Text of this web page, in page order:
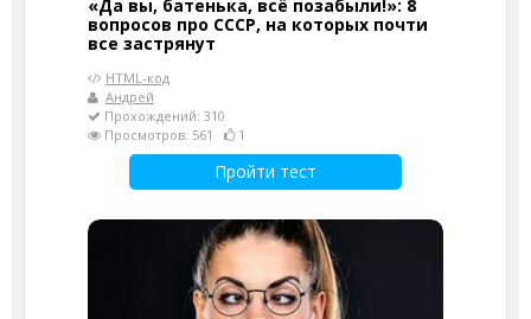
«Да вы, батенька, всё позабыли!»: 8
вопросов про СССР, на которых почти
все застрянут
HTML-код
Андрей
Прохождений: 310
Просмотров: 561
1
Пройти тест